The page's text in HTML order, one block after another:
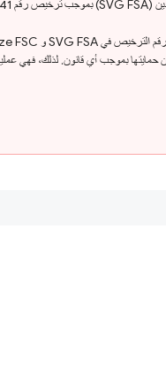
بموجب أي قانون. لذلك، فهي